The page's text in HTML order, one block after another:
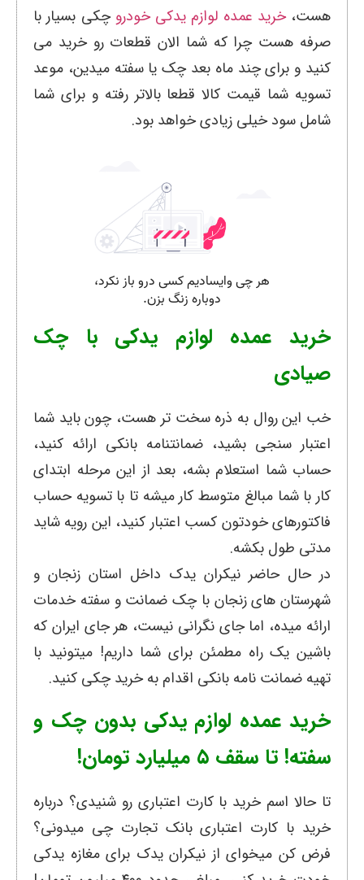
هست،خرید عمده لوازم یدکی خودرو چکی بسیار با
صرفه هست چرا که شما الان قطعات رو خرید می
کنید و برای چند ماه بعد چک یا سفته میدین، موعد
تسویه شما قیمت کالا قطعا بالاتر رفته و برای شما
شامل سود خیلی زیادی خواهد بود.
خرید عمده لوازم یدکی با چک
صیادی
خب این روال به ذره سخت تر هست، چون باید شما
اعتبار سنجی بشید، ضمانتنامه بانکی ارائه کنید،
حساب شما استعلام بشه، بعد از این مرحله ابتدای
کار با شما مبالغ متوسط کار میشه تا با تسویه حساب
فاکتورهای خودتون کسب اعتبار کنید، این رویه شاید
مدتی طول بکشه.
در حال حاضر نیکران یدک داخل استان زنجان و
شهرستان های زنجان با چک ضمانت و سفته خدمات
ارائه میده، اما جای نگرانی نیست، هر جای ایران که
باشین یک راه مطمئن برای شما داریم! میتونید با
تهیه ضمانت نامه بانکی اقدام به خرید چکی کنید.
خرید عمده لوازم یدکی بدون چک و
سفته! تا سقف ۵ میلیارد تومان!
تا حالا اسم خرید با کارت اعتباری رو شنیدی؟ درباره
خرید با کارت اعتباری بانک تجارت چی میدونی؟
فرض کن میخوای از نیکران یدک برای مغازه یدکی